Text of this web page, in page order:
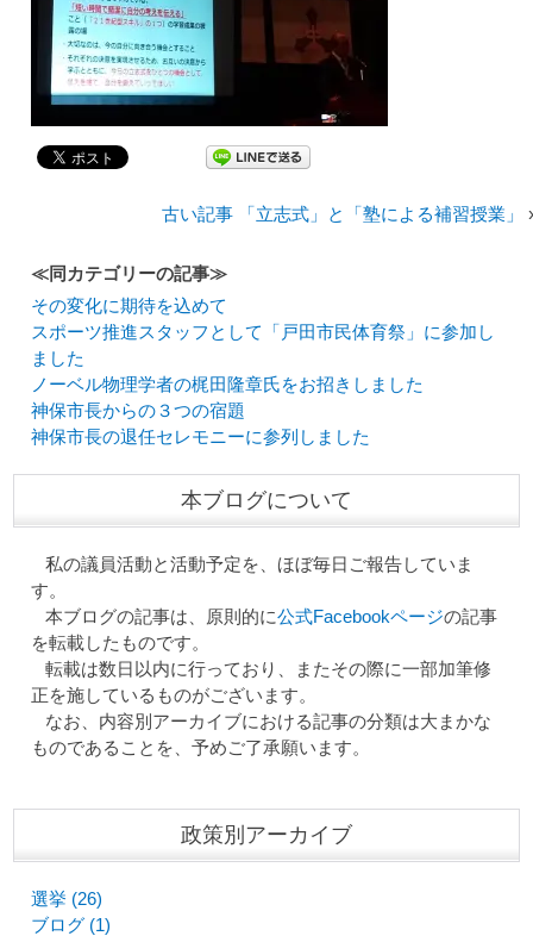
古い記事 「立志式」と「塾による補習授業」
≪同カテゴリーの記事≫
その変化に期待を込めて
スポーツ推進スタッフとして「戸田市民体育祭」に参加し
ました
ノーベル物理学者の梶田隆章氏をお招きしました
神保市長からの３つの宿題
神保市長の退任セレモニーに参列しました
本ブログについて
私の議員活動と活動予定を、ほぼ毎日ご報告していま
す。
本ブログの記事は、原則的に公式Facebookページの記事
を転載したものです。
転載は数日以内に行っており、またその際に一部加筆修
正を施しているものがございます。
なお、内容別アーカイブにおける記事の分類は大まかな
ものであることを、予めご了承願います。
政策別アーカイブ
選挙 (26)
ブログ (1)